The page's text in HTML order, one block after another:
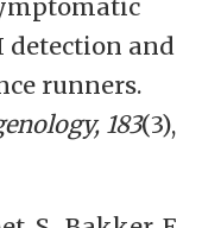
detection and
runners.
183(3),